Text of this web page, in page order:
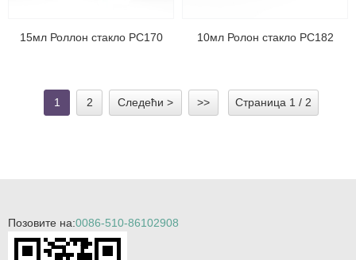
15мл Роллон стакло РС170 10мл Ролон стакло РС182
1 2 Следећи > >> Страница 1 / 2
Позовите на:0086-510-86102908